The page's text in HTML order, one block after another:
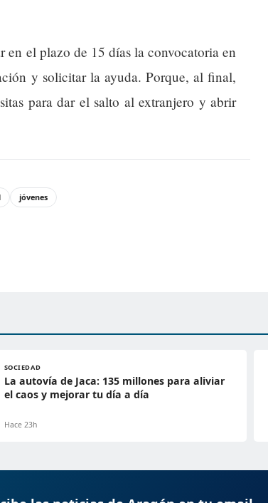
en el plazo de 15 días la convocatoria en
y solicitar la ayuda. Porque, al final,
para dar el salto al extranjero y abrir
jóvenes
SOCIEDAD
La autovía de Jaca: 135 millones para aliviar
el caos y mejorar tu día a día
Hace 23h